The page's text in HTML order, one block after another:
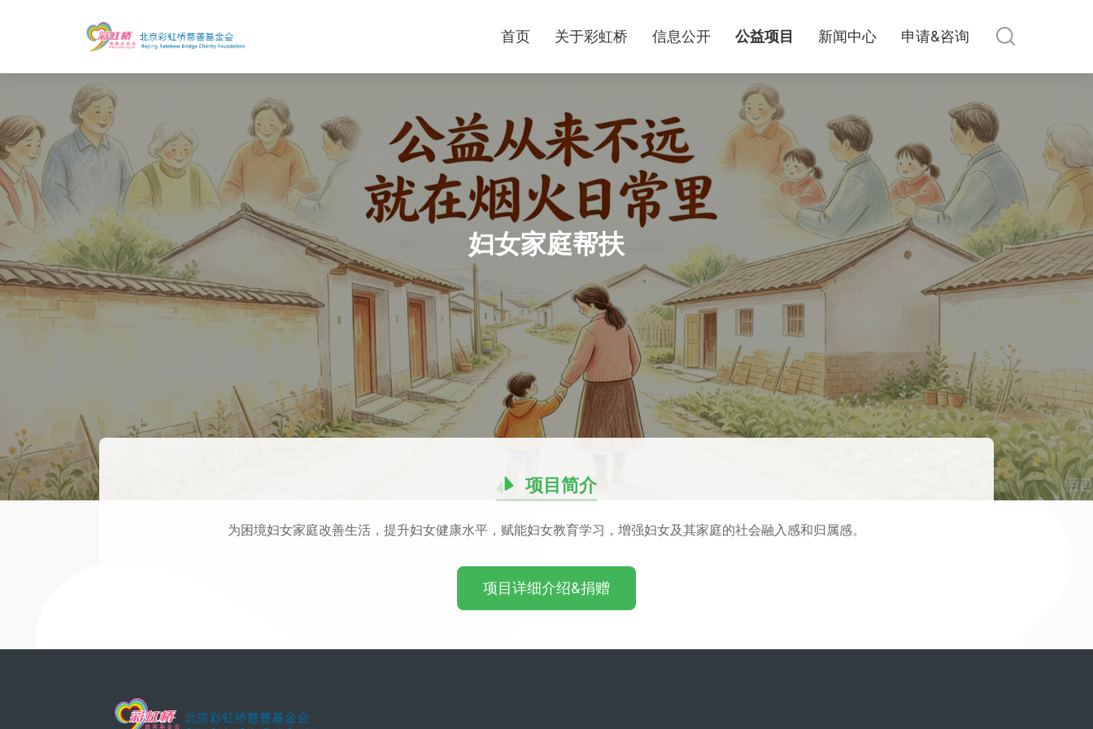
首页 关于彩虹桥 信息公开 公益项目 新闻中心 申请&咨询
妇女家庭帮扶
项目简介
为困境妇女家庭改善生活，提升妇女健康水平，赋能妇女教育学习，增强妇女及其家庭的社会融入感和归属感。
项目详细介绍&捐赠